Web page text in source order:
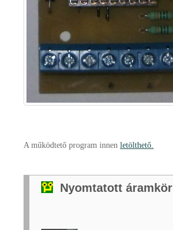
A működtető program innen letölthető.
Nyomtatott áramkör